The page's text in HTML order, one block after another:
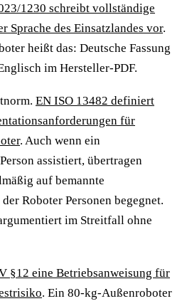
1230 schreibt vollständige
Sprache des Einsatzlandes vor.
heißt das: Deutsche Fassung
im Hersteller-PDF.
EN ISO 13482 definiert
für
. Auch wenn ein
assistiert, übertragen
auf bemannte
Roboter Personen begegnet.
im Streitfall ohne
§12 eine Betriebsanweisung für
. Ein 80-kg-Außenroboter